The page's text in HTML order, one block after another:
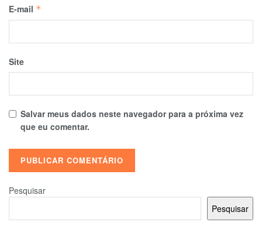
E-mail *
Site
Salvar meus dados neste navegador para a próxima vez
que eu comentar.
Pesquisar
Pesquisar